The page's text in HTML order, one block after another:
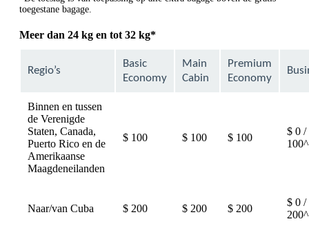
toegestane bagage.
Meer dan 24 kg en tot 32 kg*
Regio’s
Basic
Economy
Main
Cabin
Premium
Economy
Binnen en tussen
de Verenigde
Staten, Canada,
Puerto Rico en de
Amerikaanse
Maagdeneilanden
$ 100 $ 100 $ 100
$ 0 /
100^
Naar/van Cuba $ 200 $ 200 $ 200
$ 0 /
200^